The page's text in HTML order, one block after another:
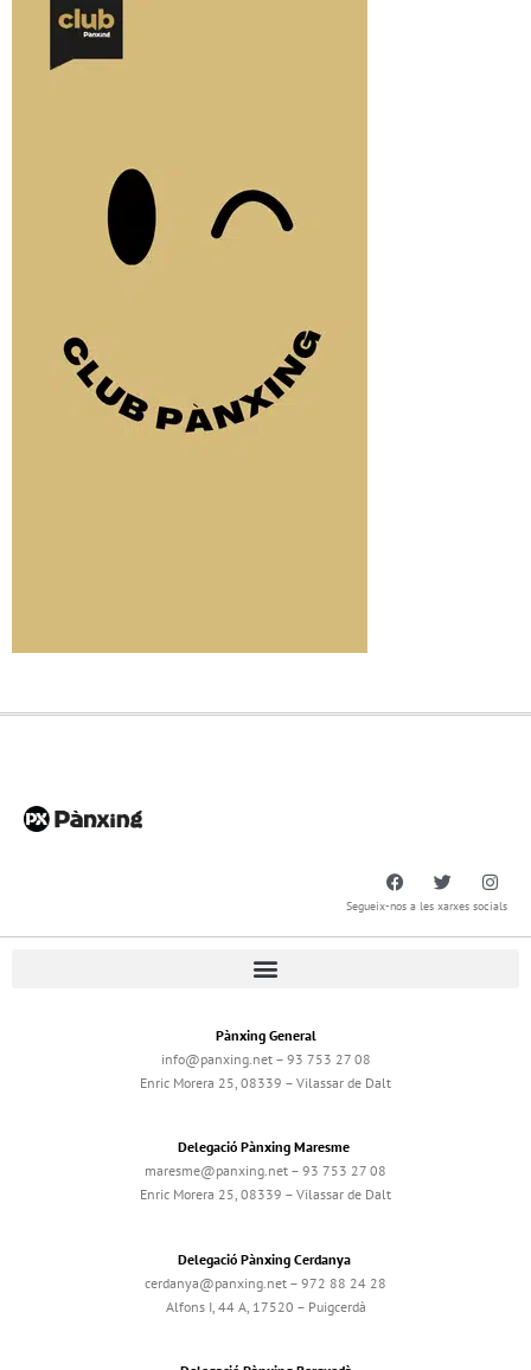
Segueix-nos a les xarxes socials
Pànxing General
info@panxing.net – 93 753 27 08
Enric Morera 25, 08339 – Vilassar de Dalt
Delegació Pànxing Maresme
maresme@panxing.net – 93 753 27 08
Enric Morera 25, 08339 – Vilassar de Dalt
Delegació Pànxing Cerdanya
cerdanya@panxing.net – 972 88 24 28
Alfons I, 44 A, 17520 – Puigcerdà